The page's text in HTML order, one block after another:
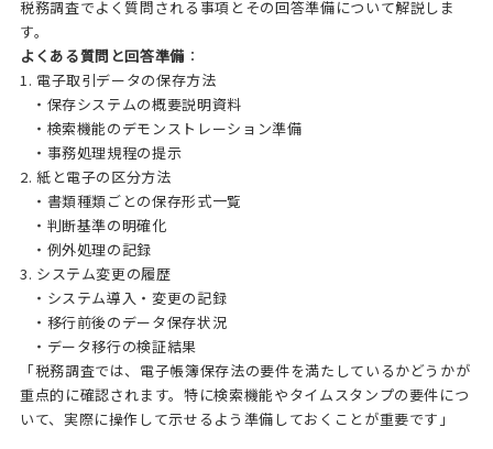
税務調査でよく質問される事項とその回答準備について解説しま
す。
よくある質問と回答準備 ：
1. 電子取引データの保存方法
・保存システムの概要説明資料
・検索機能のデモンストレーション準備
・事務処理規程の提示
2. 紙と電子の区分方法
・書類種類ごとの保存形式一覧
・判断基準の明確化
・例外処理の記録
3. システム変更の履歴
・システム導入・変更の記録
・移行前後のデータ保存状況
・データ移行の検証結果
「税務調査では、電子帳簿保存法の要件を満たしているかどうかが
重点的に確認されます。特に検索機能やタイムスタンプの要件につ
いて、実際に操作して示せるよう準備しておくことが重要です」